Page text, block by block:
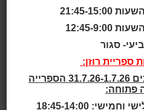
15:00
9:00
סגור
ספריית רוזן:
בחודש יולי- בין התאריכים 31.7.26-1.7.26 הספרייה
פתוחה:
18:45-14:00